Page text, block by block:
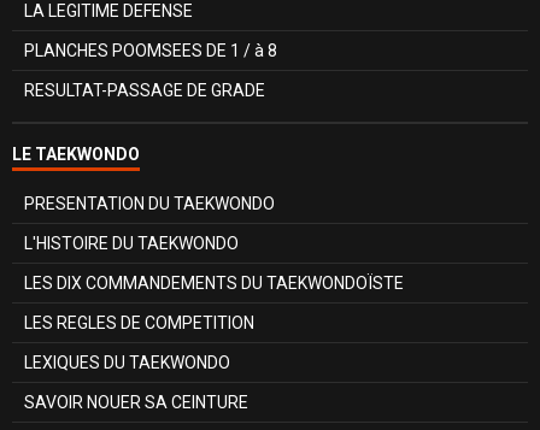
LA LEGITIME DEFENSE
PLANCHES POOMSEES DE 1 / à 8
RESULTAT-PASSAGE DE GRADE
LE TAEKWONDO
PRESENTATION DU TAEKWONDO
L'HISTOIRE DU TAEKWONDO
LES DIX COMMANDEMENTS DU TAEKWONDOÏSTE
LES REGLES DE COMPETITION
LEXIQUES DU TAEKWONDO
SAVOIR NOUER SA CEINTURE